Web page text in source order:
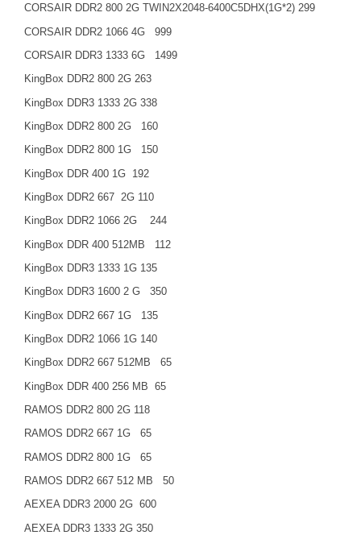
CORSAIR DDR2 800 2G TWIN2X2048-6400C5DHX(1G*2) 299
CORSAIR DDR2 1066 4G
999
CORSAIR DDR3 1333 6G
1499
KingBox DDR2 800 2G 263
KingBox DDR3 1333 2G 338
KingBox DDR2 800 2G
160
KingBox DDR2 800 1G
150
KingBox DDR 400 1G 192
KingBox DDR2 667 2G 110
KingBox DDR2 1066 2G
244
KingBox DDR 400 512MB
112
KingBox DDR3 1333 1G 135
KingBox DDR3 1600 2 G
350
KingBox DDR2 667 1G
135
KingBox DDR2 1066 1G 140
KingBox DDR2 667 512MB
65
KingBox DDR 400 256 MB 65
RAMOS DDR2 800 2G 118
RAMOS DDR2 667 1G
65
RAMOS DDR2 800 1G
65
RAMOS DDR2 667 512 MB
50
AEXEA DDR3 2000 2G 600
AEXEA DDR3 1333 2G 350